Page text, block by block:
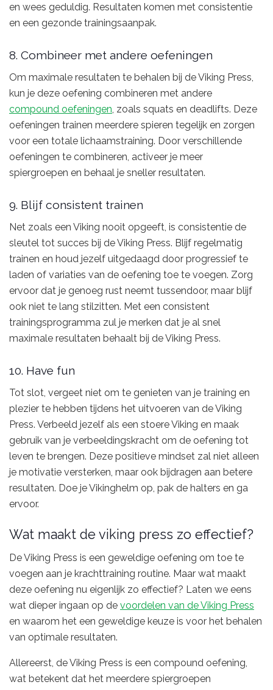
en wees geduldig. Resultaten komen met consistentie
en een gezonde trainingsaanpak.
8. Combineer met andere oefeningen
Om maximale resultaten te behalen bij de Viking Press,
kun je deze oefening combineren met andere
compound oefeningen , zoals squats en deadlifts. Deze
oefeningen trainen meerdere spieren tegelijk en zorgen
voor een totale lichaamstraining. Door verschillende
oefeningen te combineren, activeer je meer
spiergroepen en behaal je sneller resultaten.
9. Blijf consistent trainen
Net zoals een Viking nooit opgeeft, is consistentie de
sleutel tot succes bij de Viking Press. Blijf regelmatig
trainen en houd jezelf uitgedaagd door progressief te
laden of variaties van de oefening toe te voegen. Zorg
ervoor dat je genoeg rust neemt tussendoor, maar blijf
ook niet te lang stilzitten. Met een consistent
trainingsprogramma zul je merken dat je al snel
maximale resultaten behaalt bij de Viking Press.
10. Have fun
Tot slot, vergeet niet om te genieten van je training en
plezier te hebben tijdens het uitvoeren van de Viking
Press. Verbeeld jezelf als een stoere Viking en maak
gebruik van je verbeeldingskracht om de oefening tot
leven te brengen. Deze positieve mindset zal niet alleen
je motivatie versterken, maar ook bijdragen aan betere
resultaten. Doe je Vikinghelm op, pak de halters en ga
ervoor.
Wat maakt de viking press zo effectief?
De Viking Press is een geweldige oefening om toe te
voegen aan je krachttraining routine. Maar wat maakt
deze oefening nu eigenlijk zo effectief? Laten we eens
wat dieper ingaan op de voordelen van de Viking Press
en waarom het een geweldige keuze is voor het behalen
van optimale resultaten.
Allereerst, de Viking Press is een compound oefening,
wat betekent dat het meerdere spiergroepen